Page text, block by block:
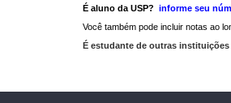
É aluno da USP? informe seu
Você também pode incluir notas ao
É estudante de outras instituições